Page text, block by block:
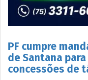
PF cumpre
de Santana
concessões de